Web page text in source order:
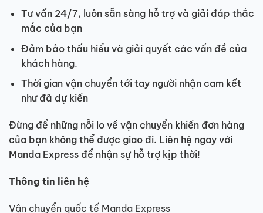
Tư vấn 24/7, luôn sẵn sàng hỗ trợ và giải đáp thắc
mắc của bạn
Đảm bảo thấu hiểu và giải quyết các vấn đề của
khách hàng.
Thời gian vận chuyển tới tay người nhận cam kết
như đã dự kiến
Đừng để những nỗi lo về vận chuyển khiến đơn hàng
của bạn không thể được giao đi. Liên hệ ngay với
Manda Express để nhận sự hỗ trợ kịp thời!
Thông tin liên hệ
Vận chuyển quốc tế Manda Express